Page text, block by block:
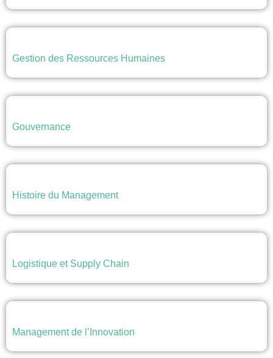
Gestion des Ressources Humaines
Gouvernance
Histoire du Management
Logistique et Supply Chain
Management de l’Innovation